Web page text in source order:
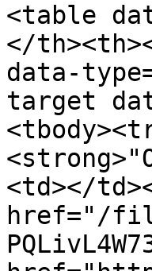
<table
</
data-
target
<td></
href="/